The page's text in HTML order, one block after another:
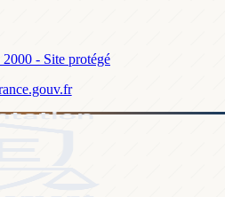
- Site protégé